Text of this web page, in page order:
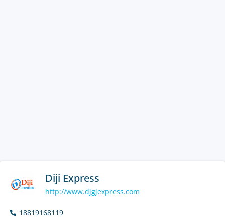
Diji Express
http://www.djgjexpress.com
18819168119